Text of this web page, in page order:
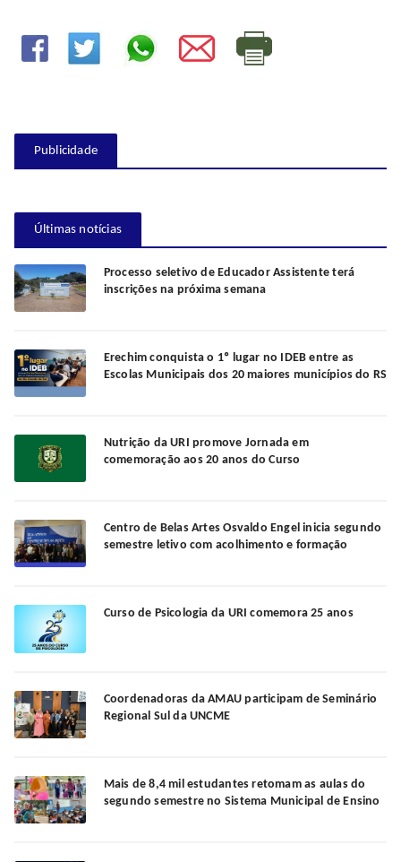
Publicidade
Últimas notícias
Processo seletivo de Educador Assistente terá
inscrições na próxima semana
Erechim conquista o 1º lugar no IDEB entre as
Escolas Municipais dos 20 maiores municípios do RS
Nutrição da URI promove Jornada em
comemoração aos 20 anos do Curso
Centro de Belas Artes Osvaldo Engel inicia segundo
semestre letivo com acolhimento e formação
Curso de Psicologia da URI comemora 25 anos
Coordenadoras da AMAU participam de Seminário
Regional Sul da UNCME
Mais de 8,4 mil estudantes retomam as aulas do
segundo semestre no Sistema Municipal de Ensino